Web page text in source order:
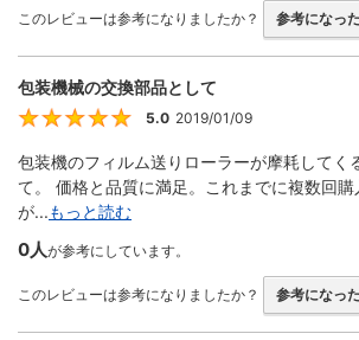
このレビューは参考になりましたか？ 参考になった
包装機械の交換部品として
5
5.0 2019/01/09
包装機のフィルム送りローラーが摩耗してく
て。 価格と品質に満足。これまでに複数回
が...もっと読む
0人が参考にしています。
このレビューは参考になりましたか？ 参考になった